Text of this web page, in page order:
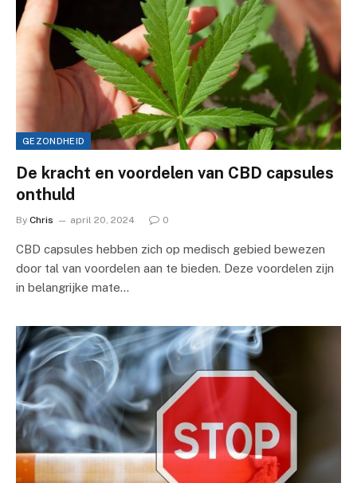
GEZONDHEID
De kracht en voordelen van CBD capsules
onthuld
By Chris april 20, 2024 0
CBD capsules hebben zich op medisch gebied bewezen
door tal van voordelen aan te bieden. Deze voordelen zijn
in belangrijke mate…